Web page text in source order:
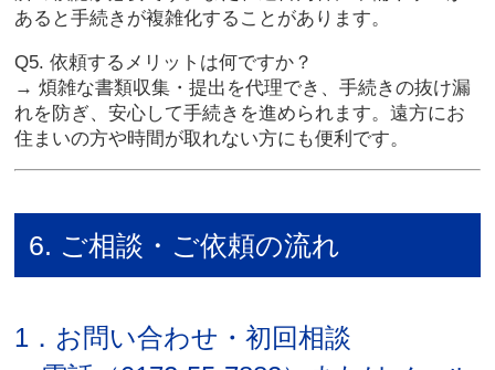
あると手続きが複雑化することがあります。
Q5. 依頼するメリットは何ですか？
→ 煩雑な書類収集・提出を代理でき、手続きの抜け漏
れを防ぎ、安心して手続きを進められます。遠方にお
住まいの方や時間が取れない方にも便利です。
6. ご相談・ご依頼の流れ
1．お問い合わせ・初回相談